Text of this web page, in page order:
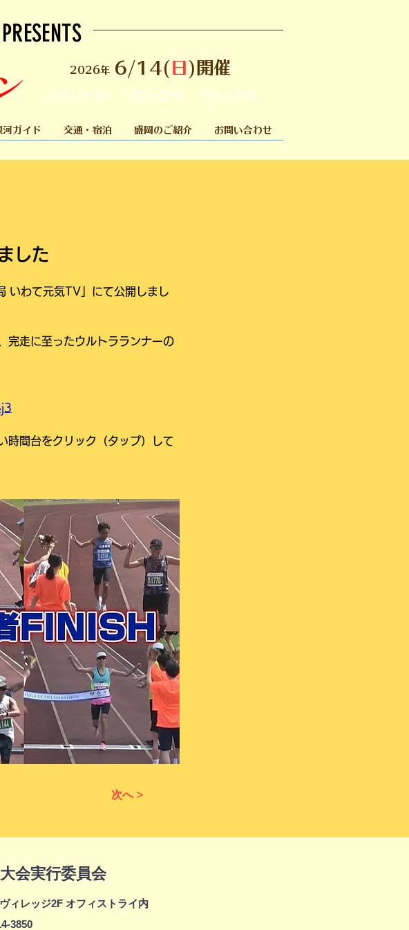
2026年 6/14( 日 )開催
ウルトラ100 ウルトラ70 ウルトラ50
PRESENTS
河ガイド 交通・宿泊 盛岡のご紹介 お問い合わせ
した
いわて元気TV」にて公開しまし
完走に至ったウルトラランナーの
時間台をクリック（タップ）して
次へ >
会実行委員会
レッジ2F オフィストライ内
3850